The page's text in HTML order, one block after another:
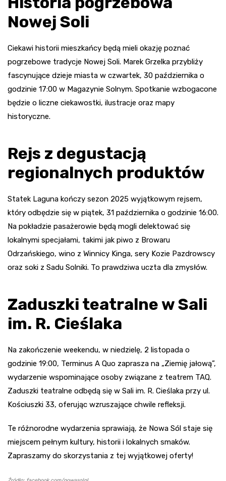
Nowej Soli
Ciekawi historii mieszkańcy będą mieli okazję poznać
pogrzebowe tradycje Nowej Soli. Marek Grzelka przybliży
fascynujące dzieje miasta w czwartek, 30 października o
godzinie 17:00 w Magazynie Solnym. Spotkanie wzbogacone
będzie o liczne ciekawostki, ilustracje oraz mapy
historyczne.
Rejs z degustacją
regionalnych produktów
Statek Laguna kończy sezon 2025 wyjątkowym rejsem,
który odbędzie się w piątek, 31 października o godzinie 16:00.
Na pokładzie pasażerowie będą mogli delektować się
lokalnymi specjałami, takimi jak piwo z Browaru
Odrzańskiego, wino z Winnicy Kinga, sery Kozie Pazdrowscy
oraz soki z Sadu Solniki. To prawdziwa uczta dla zmysłów.
Zaduszki teatralne w Sali
im. R. Cieślaka
Na zakończenie weekendu, w niedzielę, 2 listopada o
godzinie 19:00, Terminus A Quo zaprasza na „Ziemię jałową”,
wydarzenie wspominające osoby związane z teatrem TAQ.
Zaduszki teatralne odbędą się w Sali im. R. Cieślaka przy ul.
Kościuszki 33, oferując wzruszające chwile refleksji.
Te różnorodne wydarzenia sprawiają, że Nowa Sól staje się
miejscem pełnym kultury, historii i lokalnych smaków.
Zapraszamy do skorzystania z tej wyjątkowej oferty!